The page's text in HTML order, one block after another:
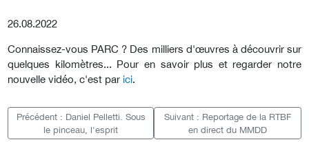
26.08.2022
Connaissez-vous PARC ? Des milliers d'œuvres à découvrir sur
quelques kilomètres... Pour en savoir plus et regarder notre
nouvelle vidéo, c'est par ici.
Précédent : Daniel Pelletti. Sous
le pinceau, l'esprit
Suivant : Reportage de la RTBF
en direct du MMDD